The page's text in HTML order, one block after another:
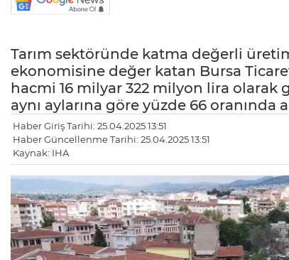
Tarım sektöründe katma değerli
ekonomisine değer katan Bursa
hacmi 16 milyar 322 milyon lira olarak
aynı aylarına göre yüzde 66 oranında
Haber Giriş Tarihi: 25.04.2025 13:51
Haber Güncellenme Tarihi: 25.04.2025 13:51
Kaynak: İHA